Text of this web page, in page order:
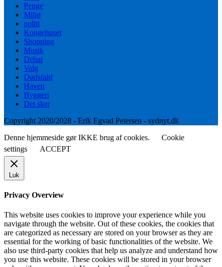
Penge
Miljø
politi
Kongehuset
Shopping
Musik
Debat
Valg
Dødsfald
Haven
Byggeri
Det sker
Copyright 2020/2028 - Erik Egvad Petersen - sydnyt.dk
Denne hjemmeside gør IKKE brug af cookies.
Cookie
settings
ACCEPT
Luk
Privacy Overview
This website uses cookies to improve your experience while you
navigate through the website. Out of these cookies, the cookies that
are categorized as necessary are stored on your browser as they are
essential for the working of basic functionalities of the website. We
also use third-party cookies that help us analyze and understand how
you use this website. These cookies will be stored in your browser